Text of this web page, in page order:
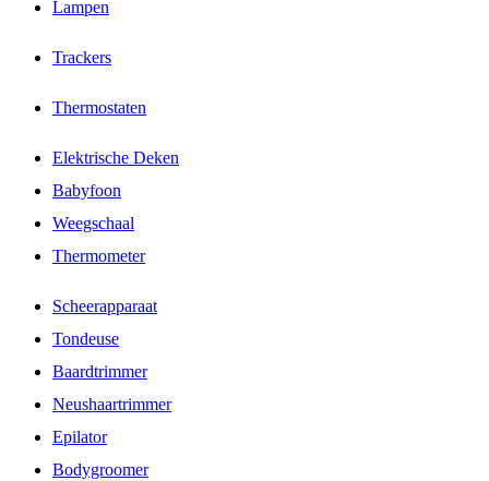
Lampen
Trackers
Thermostaten
Elektrische Deken
Babyfoon
Weegschaal
Thermometer
Scheerapparaat
Tondeuse
Baardtrimmer
Neushaartrimmer
Epilator
Bodygroomer